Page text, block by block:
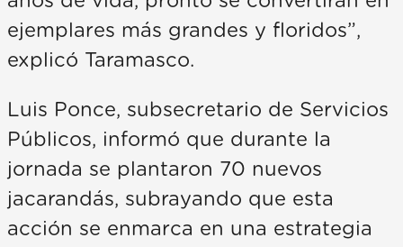
ejemplares más grandes y floridos”,
explicó Taramasco.
Luis Ponce, subsecretario de Servicios
Públicos, informó que durante la
jornada se plantaron 70 nuevos
jacarandás, subrayando que esta
acción se enmarca en una estrategia